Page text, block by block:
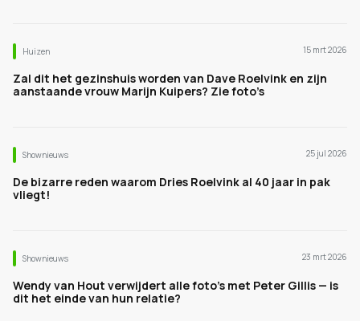
Huizen 15 mrt 2026
Zal dit het gezinshuis worden van Dave Roelvink en zijn
aanstaande vrouw Marijn Kuipers? Zie foto’s
Shownieuws 25 jul 2026
De bizarre reden waarom Dries Roelvink al 40 jaar in pak
vliegt!
Shownieuws 23 mrt 2026
Wendy van Hout verwijdert alle foto’s met Peter Gillis — is
dit het einde van hun relatie?